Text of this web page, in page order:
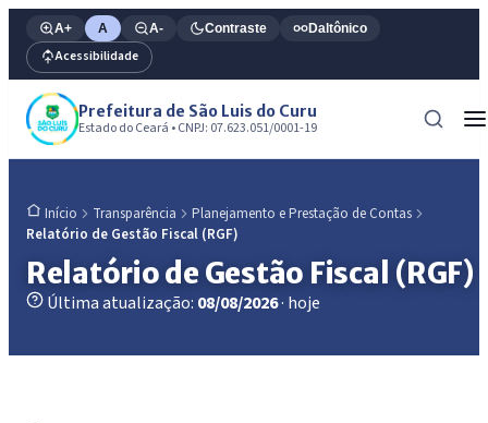
A+ A A- Contraste Daltônico
Acessibilidade
Prefeitura de São Luis do Curu
Estado do Ceará • CNPJ: 07.623.051/0001-19
Início Transparência
Planejamento e Prestação de Contas
Relatório de Gestão Fiscal (RGF)
Relatório de Gestão Fiscal (RGF)
Última atualização: 08/08/2026· hoje